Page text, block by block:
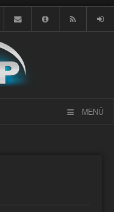
MENÜ